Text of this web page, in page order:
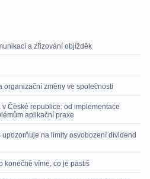
a zřizování objížděk
organizační změny ve společnosti
České republice: od implementace
aplikační praxe
na limity osvobození dividend
konečně víme, co je pastiš